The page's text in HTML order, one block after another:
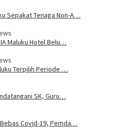
Sepakat Tenaga Non-A…
Maluku Hotel Belu…
Terpilih Periode …
SK, Guru…
Covid-19, Pemda…